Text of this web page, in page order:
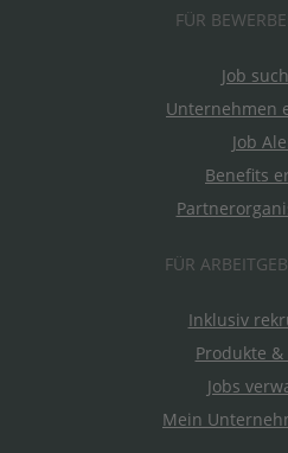
FÜR
Job
Unternehmen
Job
Benefits
FÜR
Inklusiv
Produkte &
Jobs
Mein